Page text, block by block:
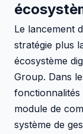
Le lancement
stratégie plus
écosystème
Group. Dans
module de
système de